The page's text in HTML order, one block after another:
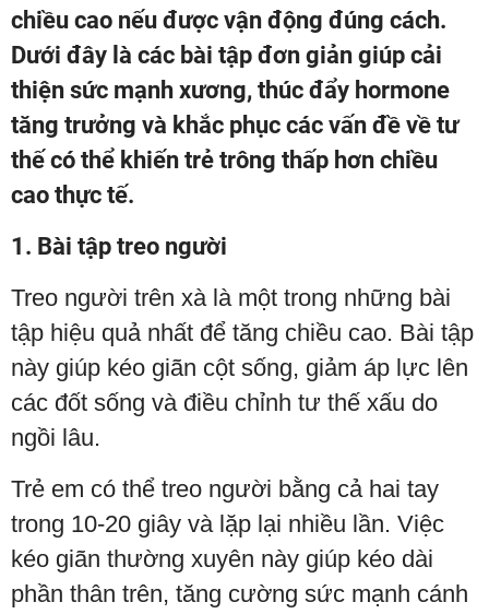
chiều cao nếu được vận động đúng cách.
Dưới đây là các bài tập đơn giản giúp cải
thiện sức mạnh xương, thúc đẩy hormone
tăng trưởng và khắc phục các vấn đề về tư
thế có thể khiến trẻ trông thấp hơn chiều
cao thực tế.
1. Bài tập treo người
Treo người trên xà là một trong những bài
tập hiệu quả nhất để tăng chiều cao. Bài tập
này giúp kéo giãn cột sống, giảm áp lực lên
các đốt sống và điều chỉnh tư thế xấu do
ngồi lâu.
Trẻ em có thể treo người bằng cả hai tay
trong 10-20 giây và lặp lại nhiều lần. Việc
kéo giãn thường xuyên này giúp kéo dài
phần thân trên, tăng cường sức mạnh cánh